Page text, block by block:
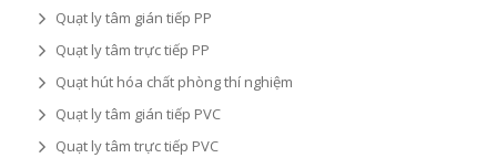
Quạt ly tâm gián tiếp PP
Quạt ly tâm trực tiếp PP
Quạt hút hóa chất phòng thí nghiệm
Quạt ly tâm gián tiếp PVC
Quạt ly tâm trực tiếp PVC